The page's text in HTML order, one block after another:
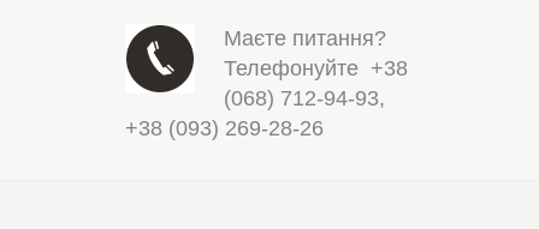
Маєте питання?
Телефонуйте +38
(068) 712-94-93,
+38 (093) 269-28-26